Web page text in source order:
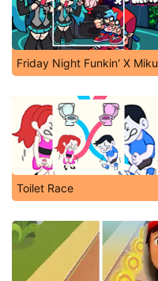
Friday Night Funkin' X Miku
Toilet Race